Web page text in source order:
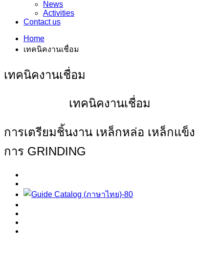
News
Activities
Contact us
Home
เทคนิคงานเชื่อม
เทคนิคงานเชื่อม
เทคนิคงานเชื่อม
การเตรียมชิ้นงาน เหล็กหล่อ เหล็กแข็ง
การ GRINDING